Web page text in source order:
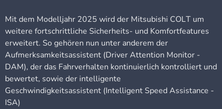
Mit dem Modelljahr 2025 wird der Mitsubishi COLT um
weitere fortschrittliche Sicherheits- und Komfortfeatures
erweitert. So gehören nun unter anderem der
Aufmerksamkeitsassistent (Driver Attention Monitor -
DAM), der das Fahrverhalten kontinuierlich kontrolliert und
bewertet, sowie der intelligente
Geschwindigkeitsassistent (Intelligent Speed Assistance -
ISA)